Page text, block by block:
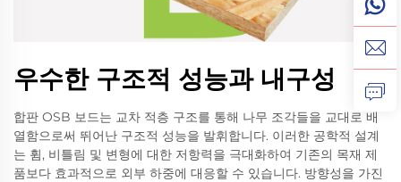
우수한 구조적 성능과 내구성
합판 OSB 보드는 교차 적층 구조를 통해 나무 조각들을 교대로 배
열함으로써 뛰어난 구조적 성능을 발휘합니다. 이러한 공학적 설계
는 휨, 비틀림 및 변형에 대한 저항력을 극대화하여 기존의 목재 제
품보다 효과적으로 외부 하중에 대응할 수 있습니다. 방향성을 가진